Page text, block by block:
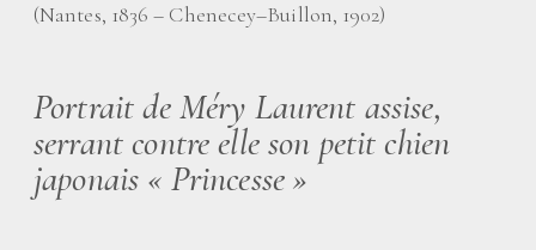
(Nantes, 1836 – Chenecey–Buillon, 1902)
Portrait de Méry Laurent assise,
serrant contre elle son petit chien
japonais « Princesse»